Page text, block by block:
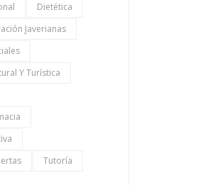
Dietética
Javerianas
Y Turística
Tutoría